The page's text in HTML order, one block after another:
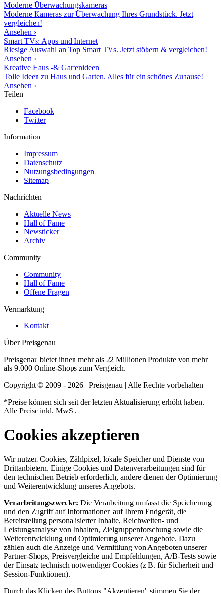
Moderne Überwachungskameras
Moderne Kameras zur Überwachung Ihres Grundstück. Jetzt
vergleichen!
Ansehen ›
Smart TVs: Apps und Internet
Riesige Auswahl an Top Smart TVs. Jetzt stöbern & vergleichen!
Ansehen ›
Kreative Haus -& Gartenideen
Tolle Ideen zu Haus und Garten. Alles für ein schönes Zuhause!
Ansehen ›
Teilen
Facebook
Twitter
Information
Impressum
Datenschutz
Nutzungsbedingungen
Sitemap
Nachrichten
Aktuelle News
Hall of Fame
Newsticker
Archiv
Community
Community
Hall of Fame
Offene Fragen
Vermarktung
Kontakt
Über Preisgenau
Preisgenau bietet ihnen mehr als 22 Millionen Produkte von mehr
als 9.000 Online-Shops zum Vergleich.
Copyright © 2009 - 2026 | Preisgenau | Alle Rechte vorbehalten
*Preise können sich seit der letzten Aktualisierung erhöht haben.
Alle Preise inkl. MwSt.
Cookies akzeptieren
Wir nutzen Cookies, Zählpixel, lokale Speicher und Dienste von
Drittanbietern. Einige Cookies und Datenverarbeitungen sind für
den technischen Betrieb erforderlich, andere dienen der Optimierung
und Weiterentwicklung unseres Angebots.
Verarbeitungszwecke: Die Verarbeitung umfasst die Speicherung
und den Zugriff auf Informationen auf Ihrem Endgerät, die
Bereitstellung personalisierter Inhalte, Reichweiten- und
Leistungsanalyse von Inhalten, Zielgruppenforschung sowie die
Weiterentwicklung und Optimierung unserer Angebote. Dazu
zählen auch die Anzeige und Vermittlung von Angeboten unserer
Partner-Shops, Preisvergleiche und Empfehlungen, A/B-Tests sowie
der Einsatz technisch notwendiger Cookies (z.B. für Sicherheit und
Session-Funktionen).
Durch das Klicken des Buttons "Akzeptieren" stimmen Sie der